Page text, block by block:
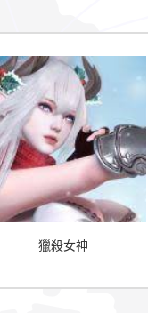
獵殺女神